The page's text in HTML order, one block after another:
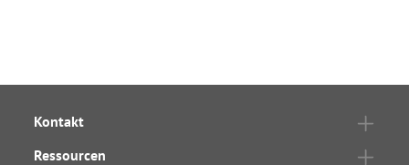
Kontakt
Ressourcen